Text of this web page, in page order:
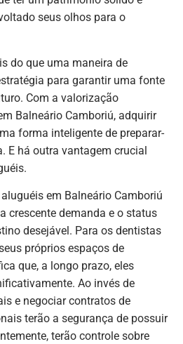
seus olhos para o
do que uma maneira de
para garantir uma fonte
Com a valorização
Balneário Camboriú, adquirir
forma inteligente de preparar-
E há outra vantagem crucial
em Balneário Camboriú
crescente demanda e o status
desejável. Para os dentistas
próprios espaços de
que, a longo prazo, eles
Ao invés de
e negociar contratos de
terão a segurança de possuir
terão controle sobre